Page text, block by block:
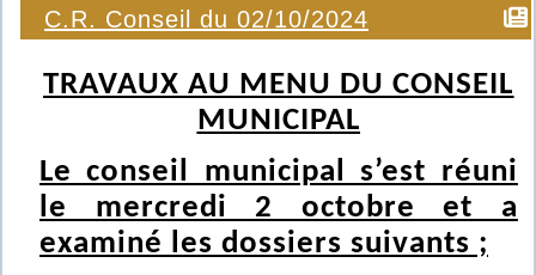
C.R. Conseil du 02/10/2024
TRAVAUX AU MENU DU CONSEIL
MUNICIPAL
Le conseil municipal s’est réuni
le mercredi 2 octobre et a
examiné les dossiers suivants ;